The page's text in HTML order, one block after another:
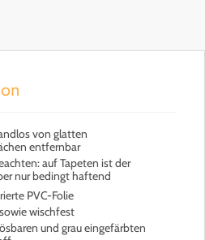
von glatten
entfernbar
auf Tapeten ist der
nur bedingt haftend
PVC-Folie
wischfest
und grau eingefärbten